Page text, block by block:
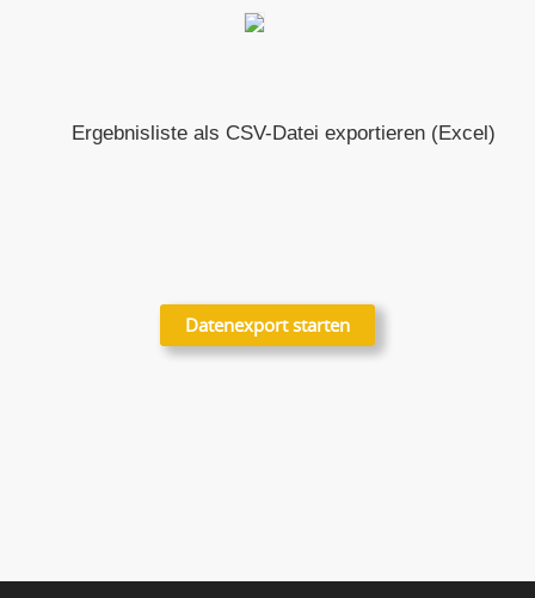
Ergebnisliste als CSV-Datei exportieren (Excel)
Datenexport starten
Datenexport starten